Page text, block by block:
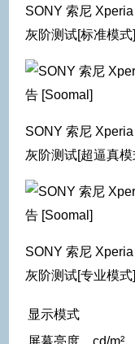
SONY 索尼
灰阶测试[标准模式]
SONY 索尼
灰阶测试[超逼真模
SONY 索尼
灰阶测试[专业模式]
显示模式
屏幕亮度，cd/m²